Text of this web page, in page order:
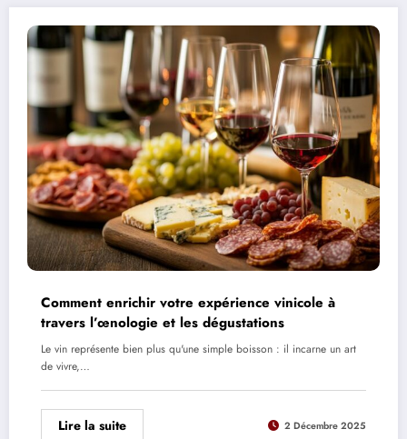
Comment enrichir votre expérience vinicole à
travers l’œnologie et les dégustations
Le vin représente bien plus qu'une simple boisson : il incarne un art
de vivre,…
Lire la suite 2 Décembre 2025